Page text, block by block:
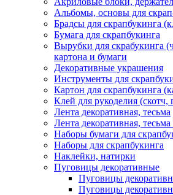
Альбомы, основы для
Брадсы для скрапбукинга
Бумага для скрапбукинга
Вырубки для скрабукинга
картона и бумаги
Декоративные украшения
Инструменты для
Картон для скрапбукинга
Клей для рукоделия (скотч,
Лента декоративная, тесьма
Лента декоративная,
Наборы бумаги для
Наборы для скрапбукинга
Наклейки, натирки
Пуговицы декоративные
Пуговицы
Пуговицы